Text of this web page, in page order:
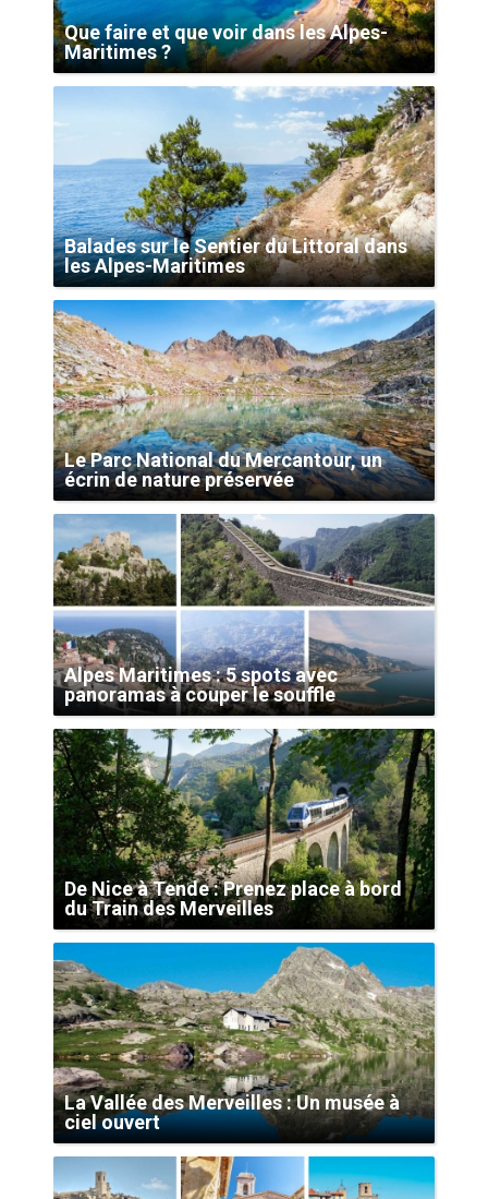
Que faire et que voir dans les Alpes-
Maritimes ?
Balades sur le Sentier du Littoral dans
les Alpes-Maritimes
Le Parc National du Mercantour, un
écrin de nature préservée
Alpes Maritimes : 5 spots avec
panoramas à couper le souffle
De Nice à Tende : Prenez place à bord
du Train des Merveilles
La Vallée des Merveilles : Un musée à
ciel ouvert